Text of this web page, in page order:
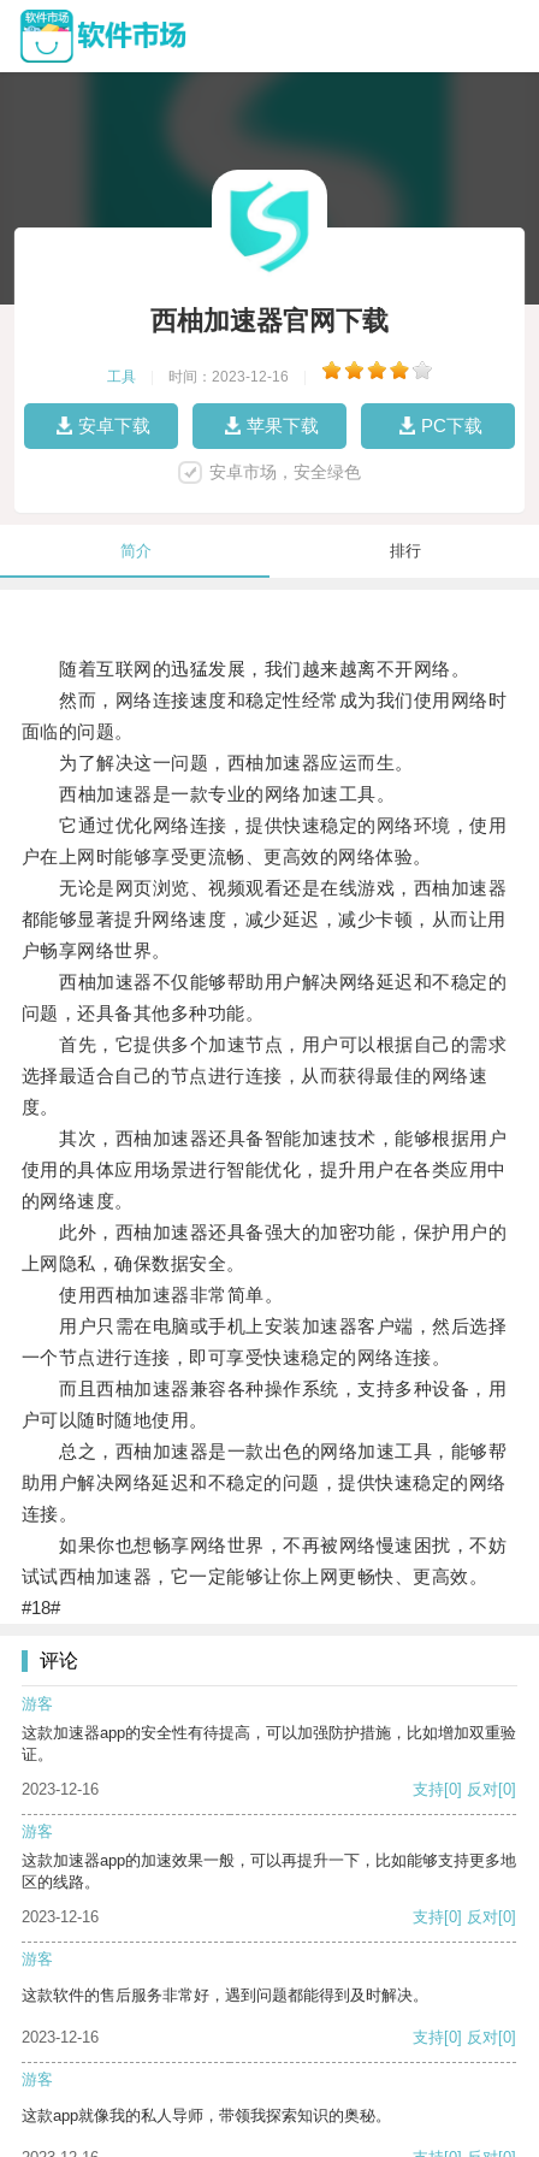
西柚加速器官网下载
工具 时间：2023-12-16
安卓下载 苹果下载 PC下载
安卓市场，安全绿色
简介 排行
随着互联网的迅猛发展，我们越来越离不开网络。
然而，网络连接速度和稳定性经常成为我们使用网络时
面临的问题。
为了解决这一问题，西柚加速器应运而生。
西柚加速器是一款专业的网络加速工具。
它通过优化网络连接，提供快速稳定的网络环境，使用
户在上网时能够享受更流畅、更高效的网络体验。
无论是网页浏览、视频观看还是在线游戏，西柚加速器
都能够显著提升网络速度，减少延迟，减少卡顿，从而让用
户畅享网络世界。
西柚加速器不仅能够帮助用户解决网络延迟和不稳定的
问题，还具备其他多种功能。
首先，它提供多个加速节点，用户可以根据自己的需求
选择最适合自己的节点进行连接，从而获得最佳的网络速
度。
其次，西柚加速器还具备智能加速技术，能够根据用户
使用的具体应用场景进行智能优化，提升用户在各类应用中
的网络速度。
此外，西柚加速器还具备强大的加密功能，保护用户的
上网隐私，确保数据安全。
使用西柚加速器非常简单。
用户只需在电脑或手机上安装加速器客户端，然后选择
一个节点进行连接，即可享受快速稳定的网络连接。
而且西柚加速器兼容各种操作系统，支持多种设备，用
户可以随时随地使用。
总之，西柚加速器是一款出色的网络加速工具，能够帮
助用户解决网络延迟和不稳定的问题，提供快速稳定的网络
连接。
如果你也想畅享网络世界，不再被网络慢速困扰，不妨
试试西柚加速器，它一定能够让你上网更畅快、更高效。
#18#
评论
游客
这款加速器app的安全性有待提高，可以加强防护措施，比如增加双重验
证。
2023-12-16
支持[0] 反对[0]
游客
这款加速器app的加速效果一般，可以再提升一下，比如能够支持更多地
区的线路。
2023-12-16
支持[0] 反对[0]
游客
这款软件的售后服务非常好，遇到问题都能得到及时解决。
2023-12-16 支持[0] 反对[0]
游客
这款app就像我的私人导师，带领我探索知识的奥秘。